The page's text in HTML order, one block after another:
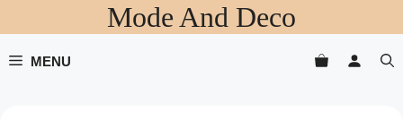
au
contenu
Mode And Deco
MENU